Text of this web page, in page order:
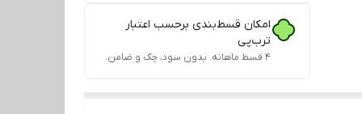
امکان قسط‌بندی برحسب اعتبار
ترب‌پی
۴ قسط ماهانه. بدون سود، چک و ضامن.